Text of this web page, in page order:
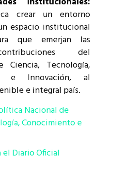
crear un entorno
espacio institucional
que emerjan las
del
Ciencia, Tecnología,
e Innovación, al
e integral país.
Nacional de
Conocimiento e
Diario Oficial